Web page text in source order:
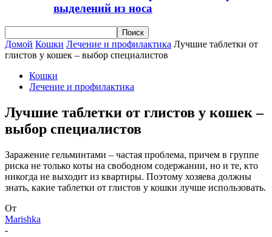
выделений из носа
Домой Кошки Лечение и профилактика Лучшие таблетки от
глистов у кошек – выбор специалистов
Кошки
Лечение и профилактика
Лучшие таблетки от глистов у кошек –
выбор специалистов
Заражение гельминтами – частая проблема, причем в группе
риска не только коты на свободном содержании, но и те, кто
никогда не выходит из квартиры. Поэтому хозяева должны
знать, какие таблетки от глистов у кошки лучше использовать.
От
Marishka
-